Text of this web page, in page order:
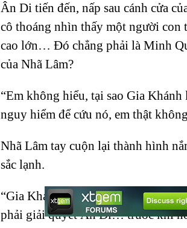
Ân Di tiến đến, nấp sau cánh cửa
cô thoáng nhìn thấy một người con
cao lớn… Đó chẳng phải là Minh
của Nhã Lâm?
“Em không hiểu, tại sao Gia Khánh
nguy hiểm để cứu nó, em thật
Nhã Lâm tay cuộn lại thành hình
sắc lạnh.
“Gia Khánh thì mặc kệ nó, bây giờ
phải giải quyết Ân Di… trước khi